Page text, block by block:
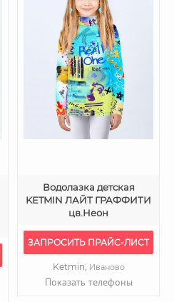
Водолазка детская
KETMIN ЛАЙТ ГРАФФИТИ
цв.Неон
ЗАПРОСИТЬ ПРАЙС-ЛИСТ
Ketmin, Иваново
Показать телефоны